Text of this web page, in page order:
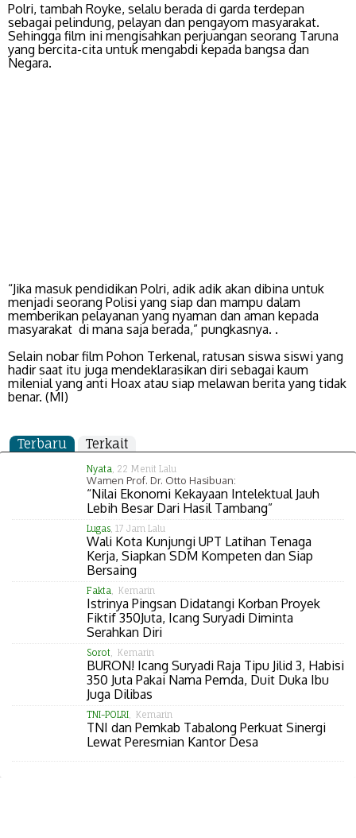
Polri, tambah Royke, selalu berada di garda terdepan
sebagai pelindung, pelayan dan pengayom masyarakat.
Sehingga film ini mengisahkan perjuangan seorang Taruna
yang bercita-cita untuk mengabdi kepada bangsa dan
Negara.
“Jika masuk pendidikan Polri, adik adik akan dibina untuk
menjadi seorang Polisi yang siap dan mampu dalam
memberikan pelayanan yang nyaman dan aman kepada
masyarakat di mana saja berada,” pungkasnya. .
Selain nobar film Pohon Terkenal, ratusan siswa siswi yang
hadir saat itu juga mendeklarasikan diri sebagai kaum
milenial yang anti Hoax atau siap melawan berita yang tidak
benar. (MI)
Terbaru Terkait
Nyata, 22 Menit Lalu
Wamen Prof. Dr. Otto Hasibuan:
“Nilai Ekonomi Kekayaan Intelektual Jauh
Lebih Besar Dari Hasil Tambang”
Lugas, 17 Jam Lalu
Wali Kota Kunjungi UPT Latihan Tenaga
Kerja, Siapkan SDM Kompeten dan Siap
Bersaing
Fakta, Kemarin
Istrinya Pingsan Didatangi Korban Proyek
Fiktif 350Juta, Icang Suryadi Diminta
Serahkan Diri
Sorot, Kemarin
BURON! Icang Suryadi Raja Tipu Jilid 3, Habisi
350 Juta Pakai Nama Pemda, Duit Duka Ibu
Juga Dilibas
TNI-POLRI, Kemarin
TNI dan Pemkab Tabalong Perkuat Sinergi
Lewat Peresmian Kantor Desa